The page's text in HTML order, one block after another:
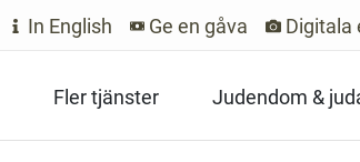
In English Ge en gåva Digitala
Fler tjänster Judendom &